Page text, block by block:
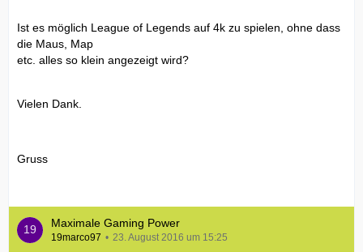
Ist es möglich League of Legends auf 4k zu spielen, ohne dass
die Maus, Map
etc. alles so klein angezeigt wird?
Vielen Dank.
Gruss
Maximale Gaming Power
19marco97 23. August 2016 um 15:25